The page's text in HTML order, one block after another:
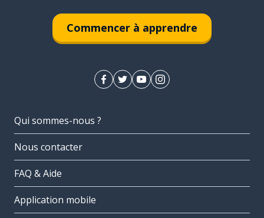
Commencer à apprendre
Qui sommes-nous ?
Nous contacter
FAQ & Aide
Application mobile